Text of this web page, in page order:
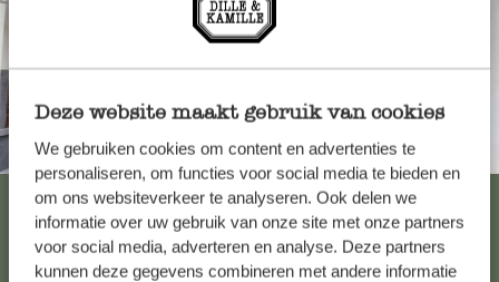
Deze website maakt gebruik van cookies
We gebruiken cookies om content en advertenties te
personaliseren, om functies voor social media te bieden en
om ons websiteverkeer te analyseren. Ook delen we
informatie over uw gebruik van onze site met onze partners
voor social media, adverteren en analyse. Deze partners
kunnen deze gegevens combineren met andere informatie
Toujours à proximité
Voir les 62 magasins